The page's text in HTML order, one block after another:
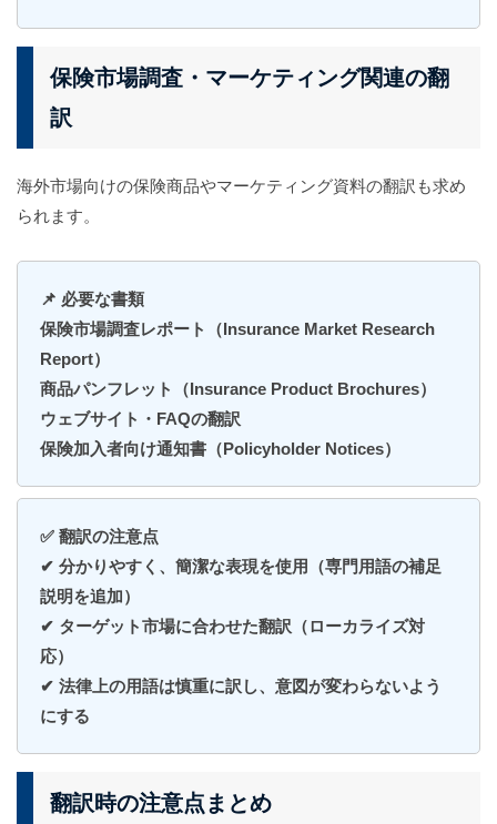
保険市場調査・マーケティング関連の翻
訳
海外市場向けの保険商品やマーケティング資料の翻訳も求め
られます。
📌 必要な書類
保険市場調査レポート（Insurance Market Research
Report）
商品パンフレット（Insurance Product Brochures）
ウェブサイト・FAQの翻訳
保険加入者向け通知書（Policyholder Notices）
✅ 翻訳の注意点
✔ 分かりやすく、簡潔な表現を使用（専門用語の補足
説明を追加）
✔ ターゲット市場に合わせた翻訳（ローカライズ対
応）
✔ 法律上の用語は慎重に訳し、意図が変わらないよう
にする
翻訳時の注意点まとめ